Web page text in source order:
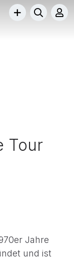
Tour
Jahre
und ist